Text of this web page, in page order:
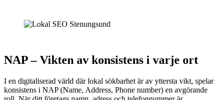
NAP – Vikten av konsistens i varje ort
I en digitaliserad värld där lokal sökbarhet är av yttersta vikt, spelar
konsistens i NAP (Name, Address, Phone number) en avgörande